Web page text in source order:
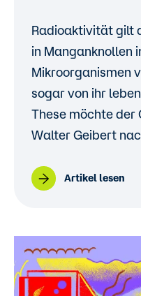
Radioaktivität gilt
in Manganknollen
Mikroorganismen
sogar von ihr
These möchte der
Walter Geibert
Artikel lesen